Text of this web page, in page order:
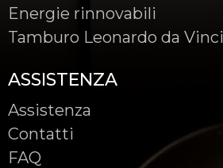
Energie rinnovabili
Tamburo Leonardo da Vinci
ASSISTENZA
Assistenza
Contatti
FAQ